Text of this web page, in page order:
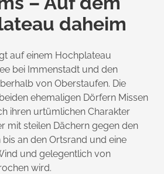
daheim
auf einem Hochplateau
bei Immenstadt und den
von Oberstaufen. Die
ehemaligen Dörfern Missen
ihren urtümlichen Charakter
mit steilen Dächern gegen den
an den Ortsrand und eine
und gelegentlich von
wird.